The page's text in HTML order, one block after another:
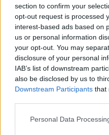
section to confirm your
opt-out request is processed
interest-based ads based on
us or personal information
your opt-out. You may
disclosure of your personal
IAB’s list of downstream
also be disclosed by us to
Downstream Participants that
Please note that this
Personal Data
Gallura, finti
50mila nel
Meteo Olbia 7
protagonisti
Test tunnel
fine agosto